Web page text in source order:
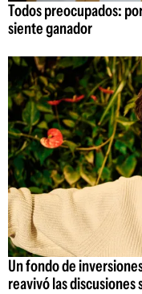
Todos preocupados:
siente ganador
Un fondo de
reavivó las